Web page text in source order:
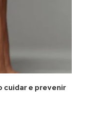
cuidar e prevenir